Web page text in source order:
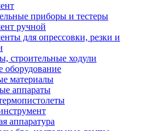
приборы и тестеры
ручной
для опрессовки, резки и
строительные ходули
оборудование
материалы
аппараты
аппаратура